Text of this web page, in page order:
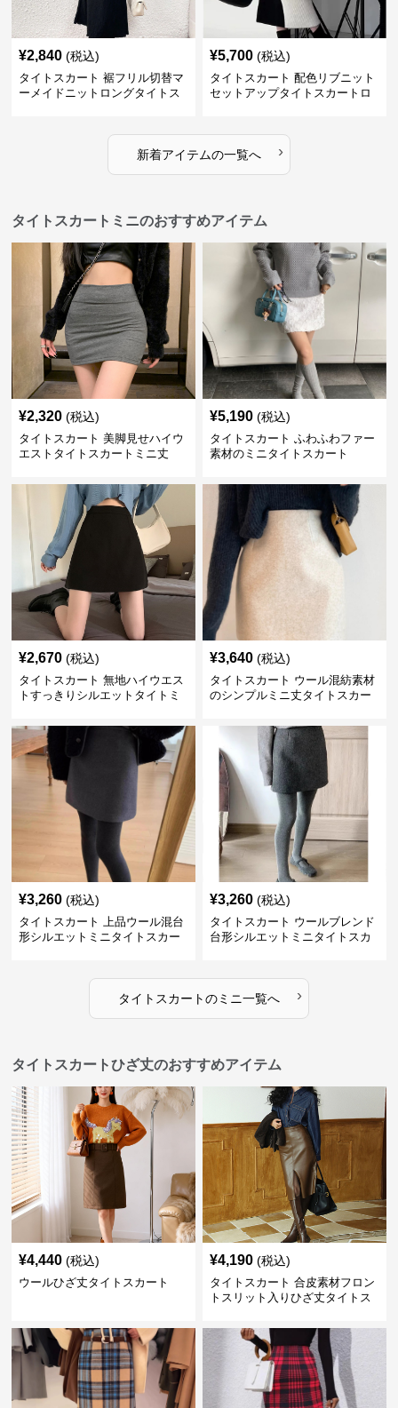
¥2,840 (税込)
タイトスカート 裾フリル切替マ
ーメイドニットロングタイトス
¥5,700 (税込)
タイトスカート 配色リブニット
セットアップタイトスカートロ
新着アイテムの一覧へ ›
タイトスカートミニのおすすめアイテム
¥2,320 (税込)
タイトスカート 美脚見せハイウ
エストタイトスカートミニ丈
¥5,190 (税込)
タイトスカート ふわふわファー
素材のミニタイトスカート
¥2,670 (税込)
タイトスカート 無地ハイウエス
トすっきりシルエットタイトミ
¥3,640 (税込)
タイトスカート ウール混紡素材
のシンプルミニ丈タイトスカー
¥3,260 (税込)
タイトスカート 上品ウール混台
形シルエットミニタイトスカー
¥3,260 (税込)
タイトスカート ウールブレンド
台形シルエットミニタイトスカ
タイトスカートのミニ一覧へ ›
タイトスカートひざ丈のおすすめアイテム
¥4,440 (税込)
ウールひざ丈タイトスカート
¥4,190 (税込)
タイトスカート 合皮素材フロン
トスリット入りひざ丈タイトス